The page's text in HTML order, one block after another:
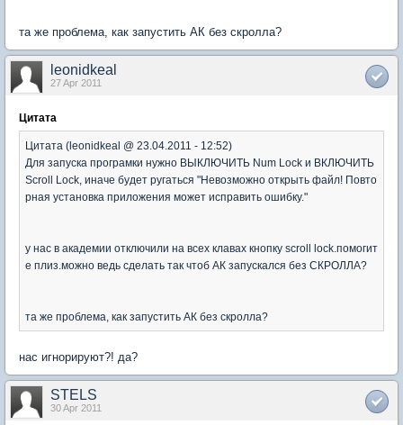
та же проблема, как запустить АК без скролла?
leonidkeal
27 Apr 2011
Цитата
Цитата (leonidkeal @ 23.04.2011 - 12:52)
Для запуска програмки нужно ВЫКЛЮЧИТЬ Num Lock и ВКЛЮЧИТЬ
Scroll Lock, иначе будет ругаться "Невозможно открыть файл! Повто
рная установка приложения может исправить ошибку."
у нас в академии отключили на всех клавах кнопку scroll lock.помогит
е плиз.можно ведь сделать так чтоб АК запускался без СКРОЛЛА?
та же проблема, как запустить АК без скролла?
нас игнорируют?! да?
STELS
30 Apr 2011